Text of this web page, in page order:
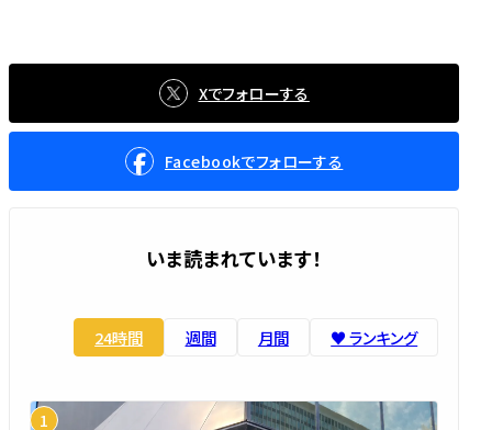
Xでフォローする
Facebookでフォローする
いま読まれています！
24時間 週間 月間 ♥️ ランキング